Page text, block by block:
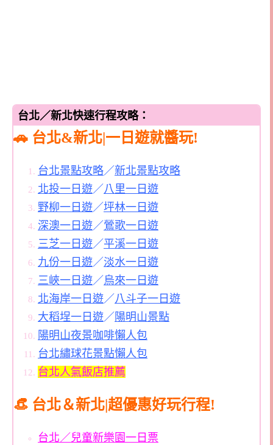
台北／新北快速行程攻略：
🚗 台北&新北|一日遊就醬玩!
台北景點攻略／新北景點攻略
北投一日遊／八里一日遊
野柳一日遊／坪林一日遊
深澳一日遊／鶯歌一日遊
三芝一日遊／平溪一日遊
九份一日遊／淡水一日遊
三峽一日遊／烏來一日遊
北海岸一日遊／八斗子一日遊
大稻埕一日遊／ 陽明山景點
陽明山夜景咖啡懶人包
台北繡球花景點懶人包
台北人氣飯店推薦
👒 台北＆新北|超優惠好玩行程!
台北／兒童新樂園一日票